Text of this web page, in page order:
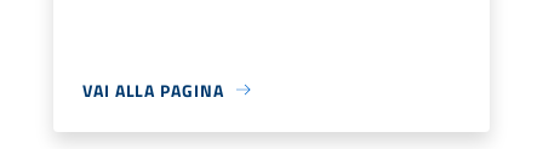
VAI ALLA PAGINA